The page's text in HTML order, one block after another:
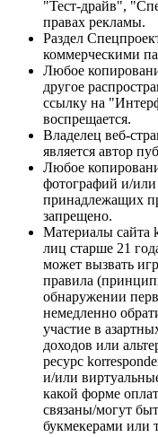
"Тест-драйв",
правах рекламы.
Раздел
коммерческими
Любое
другое
ссылку на
воспрещается.
Владелец веб-
является автор
Любое
фотографий и/или
принадлежащих
запрещено.
Материалы сайта
лиц старше 21
может вызвать
правила
обнаружении
немедленно
участие в
доходов или
ресурс
и/или
какой форме
связаны/могут
букмекерами или